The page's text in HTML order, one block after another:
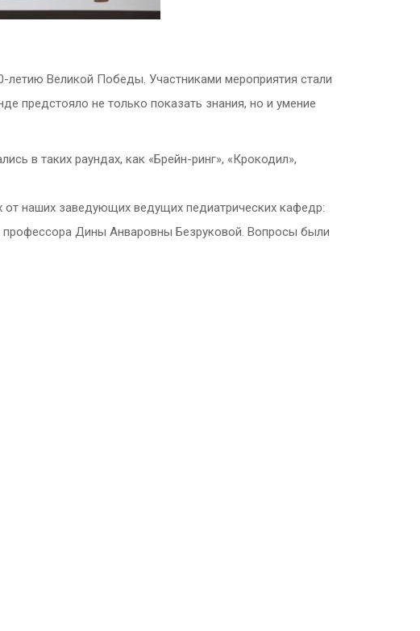
Великой Победы. Участниками мероприятия стали
предстояло не только показать знания, но и умение
в таких раундах, как «Брейн-ринг», «Крокодил»,
наших заведующих ведущих педиатрических кафедр:
Дины Анваровны Безруковой. Вопросы были